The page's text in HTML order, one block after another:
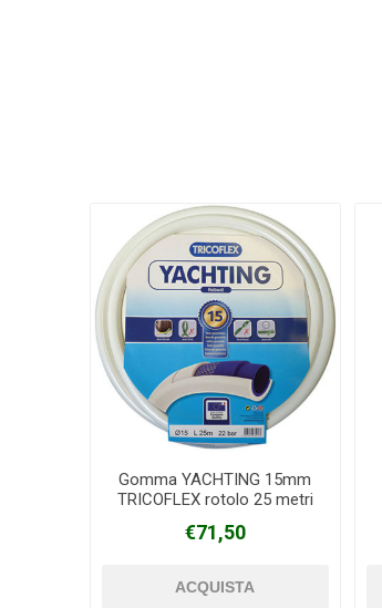
Gomma YACHTING 15mm
TRICOFLEX rotolo 25 metri
€71,50